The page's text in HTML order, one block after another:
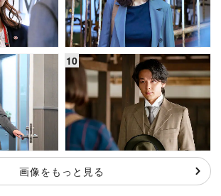
画像をもっと見る